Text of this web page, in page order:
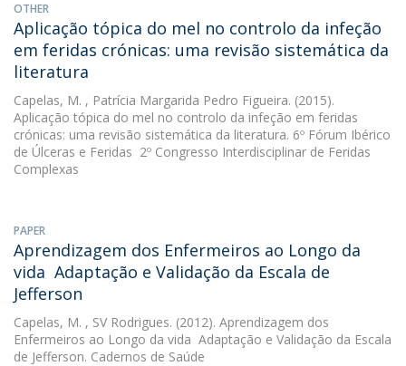
OTHER
Aplicação tópica do mel no controlo da infeção
em feridas crónicas: uma revisão sistemática da
literatura
Capelas, M. , Patrícia Margarida Pedro Figueira. (2015).
Aplicação tópica do mel no controlo da infeção em feridas
crónicas: uma revisão sistemática da literatura. 6º Fórum Ibérico
de Úlceras e Feridas  2º Congresso Interdisciplinar de Feridas
Complexas
PAPER
Aprendizagem dos Enfermeiros ao Longo da
vida  Adaptação e Validação da Escala de
Jefferson
Capelas, M. , SV Rodrigues. (2012). Aprendizagem dos
Enfermeiros ao Longo da vida  Adaptação e Validação da Escala
de Jefferson. Cadernos de Saúde